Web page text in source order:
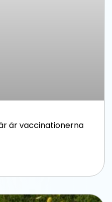
är vaccinationerna